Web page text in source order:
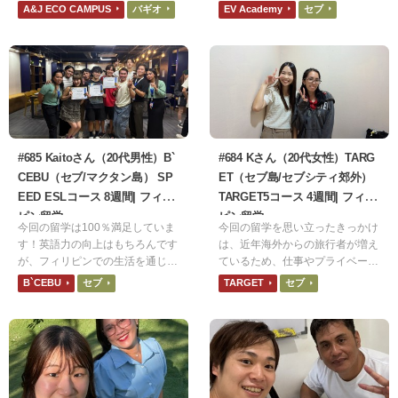
れている印象でしたので利用させ
ていただきました。
A&J ECO CAMPUS バギオ
人たちとの出会いも嬉しかった。
最初は「恥ずかしがらないで、ミ
たが、他の生徒の英語を聞いてい
ると文法が正しくなくても堂々と
発言していることに気づいた。
EV Academy セブ
#685 Kaitoさん（20代男性）B`
CEBU（セブ/マクタン島） SP
EED ESLコース 8週間| フィリ
ピン留学
今回の留学は100％満足していま
す！英語力の向上はもちろんです
が、フィリピンでの生活を通じて
異文化を尊重する姿勢や、困難な
状況でも前向きに取り組む精神力
での8週間は、私の人生において
非常に大きなターニングポイント
になったと確信しています。
B`CEBU セブ
#684 Kさん（20代女性）TARG
ET（セブ島/セブシティ郊外）
TARGET5コース 4週間| フィリ
ピン留学
今回の留学を思い立ったきっかけ
は、近年海外からの旅行者が増え
ているため、仕事やプライベート
に何かしら役立てられると思った
からです。食事は日本食でとても
1週間ほど繋がりが悪く不便でし
た。シャワーはまだ水圧強い方だ
と思いますが、1度だけ止まった
ことがありました。
TARGET セブ